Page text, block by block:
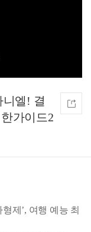
니엘! 결
가이드2
제’, 여행 예능 최